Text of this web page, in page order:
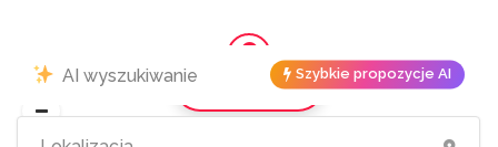
Szybkie propozycje AI
Pokaż mapę